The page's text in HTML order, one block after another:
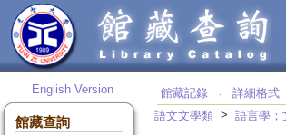
English Version
館藏查詢
館藏記錄 ‧ 詳細格式
語文文學類 > 語言學；